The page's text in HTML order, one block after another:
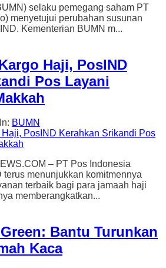
selaku pemegang saham PT
menyetujui perubahan susunan
Kementerian BUMN m...
Haji, PosIND
Pos Layani
In: BUMN
– PT Pos Indonesia
terus menunjukkan komitmennya
terbaik bagi para jamaah haji
memberangkatkan...
Bantu Turunkan
Kaca